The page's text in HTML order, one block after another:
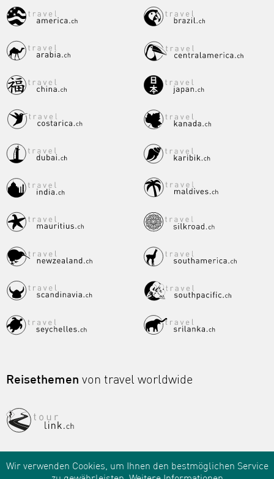
Reisethemen von travel worldwide
Wir verwenden Cookies, um Ihnen den bestmöglichen Service